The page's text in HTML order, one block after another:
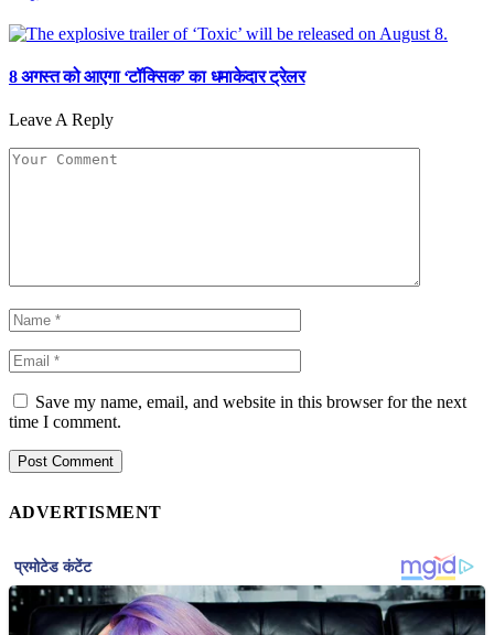
8 अगस्त को आएगा ‘टॉक्सिक’ का धमाकेदार ट्रेलर
Leave A Reply
Save my name, email, and website in this browser for the next
time I comment.
ADVERTISMENT